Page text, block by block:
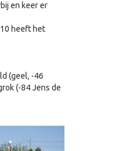
en keer er
heeft het
(geel, -46
(-84 Jens de